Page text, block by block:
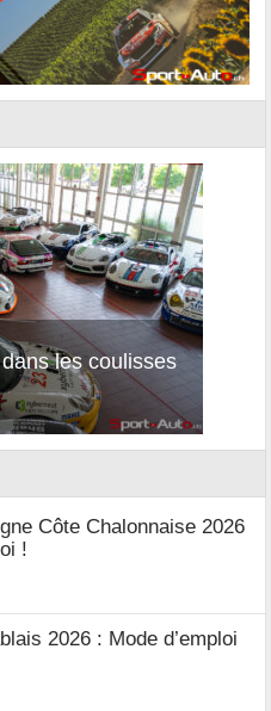
les coulisses
Ferrari
Côte Chalonnaise 2026
!
2026 : Mode d’emploi